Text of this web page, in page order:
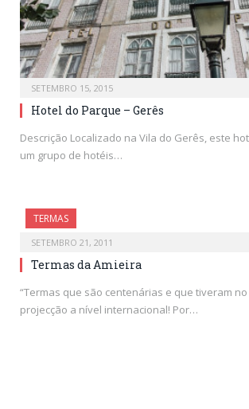
SETEMBRO 15, 2015
Hotel do Parque – Gerês
Descrição Localizado na Vila do Gerês, este
um grupo de hotéis…
TERMAS
SETEMBRO 21, 2011
Termas da Amieira
“Termas que são centenárias e que tiveram
projecção a nível internacional! Por…